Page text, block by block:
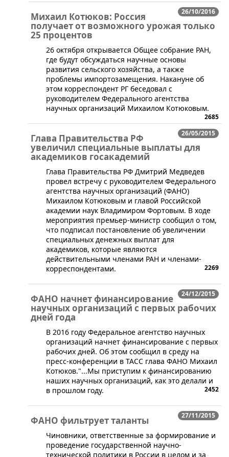
26/10/2016
Михаил Котюков: Россия
получает от возможного урожая только
25 процентов
​26 октября открывается Общее собрание РАН,
где будут обсуждаться научные основы
развития сельского хозяйства, а также
проблемы импортозамещения. Накануне об
этом корреспондент РГ беседовал с
руководителем Федерального агентства
научных организаций Михаилом Котюковым.
2685
26/05/2015
Глава Правительства РФ
увеличил специальные выплаты для
академиков госакадемий
​Глава Правительства РФ Дмитрий Медведев
провел встречу с руководителем Федерального
агентства научных организаций (ФАНО)
Михаилом Котюковым и главой Российской
академии наук Владимиром Фортовым. В ходе
мероприятия премьер-министр сообщил о том,
что подписал постановление об увеличении
специальных денежных выплат для
академиков, которые являются
действительными членами РАН и членами-
корреспондентами.
2269
24/12/2015
ФАНО начнет финансирование
научных организаций с первых рабочих
дней года
​В 2016 году Федеральное агентство научных
организаций начнет финансирование с первых
рабочих дней. Об этом сообщил в среду на
пресс-конференции в ТАСС глава ФАНО Михаил
Котюков."...Мы приступим к финансированию
наших научных организаций, как это делали и
в прошлом году.
2452
27/11/2015
ФАНО фильтрует таланты
​Чиновники, ответственные за формирование и
проведение государственной научно-
технической политики в России в целом и за